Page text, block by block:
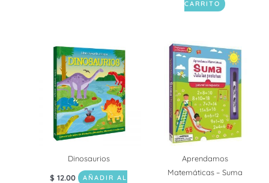
CARRITO
Dinosaurios
$ 12.00
AÑADIR AL
Aprendamos
Matemáticas – Suma